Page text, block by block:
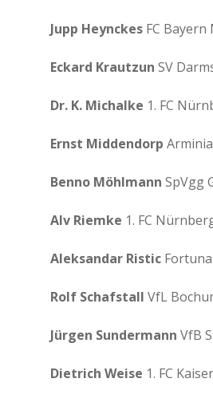
L
n
Jupp Heynckes FC Bayern
Eckard Krautzun SV
Dr. K. Michalke 1. FC
Ernst Middendorp
Benno Möhlmann SpVgg
Alv Riemke 1. FC
Aleksandar Ristic
Rolf Schafstall VfL
Jürgen Sundermann VfB
Dietrich Weise 1. FC